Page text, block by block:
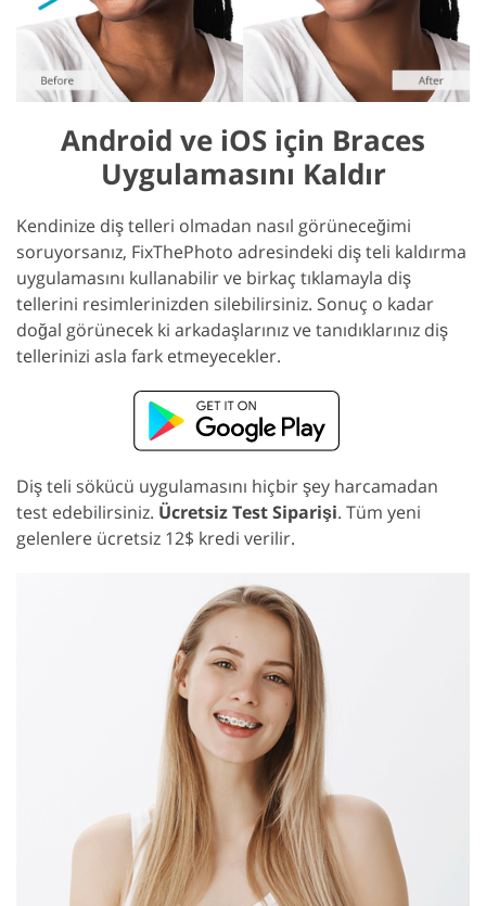
Android ve iOS için Braces
Uygulamasını Kaldır
Kendinize diş telleri olmadan nasıl görüneceğimi
soruyorsanız, FixThePhoto adresindeki diş teli kaldırma
uygulamasını kullanabilir ve birkaç tıklamayla diş
tellerini resimlerinizden silebilirsiniz. Sonuç o kadar
doğal görünecek ki arkadaşlarınız ve tanıdıklarınız diş
tellerinizi asla fark etmeyecekler.
Diş teli sökücü uygulamasını hiçbir şey harcamadan
test edebilirsiniz. Ücretsiz Test Siparişi. Tüm yeni
gelenlere ücretsiz 12$ kredi verilir.